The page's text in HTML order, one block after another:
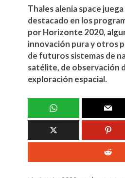
Thales alenia space
destacado en los
por Horizonte 2020,
innovación pura y otros
de futuros sistemas de
satélite, de observación
exploración espacial.